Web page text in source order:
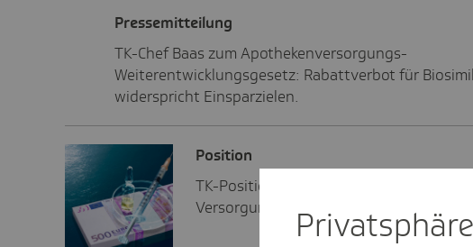
Pres­se­mit­tei­lung
TK-Chef Baas zum Apothekenversorgungs-
Weiterentwicklungsgesetz: Rabattverbot für
widerspricht Einsparzielen.
Posi­tion
TK-Position: Wie Biosimilars Kosten
Versorgung sichern.